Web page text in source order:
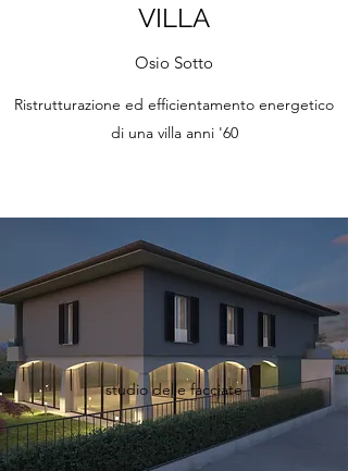
VILLA
Osio Sotto
Ristrutturazione ed efficientamento energetico
di una villa anni '60
studio delle facciate